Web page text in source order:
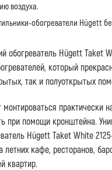
воздуха.
обогреватели Hügett
обогреватель Hügett Taket
который
так и полуоткрытых
практически
при помощи кронштейна.
Hügett Taket White
летних кафе, ресторанов,
квартир.